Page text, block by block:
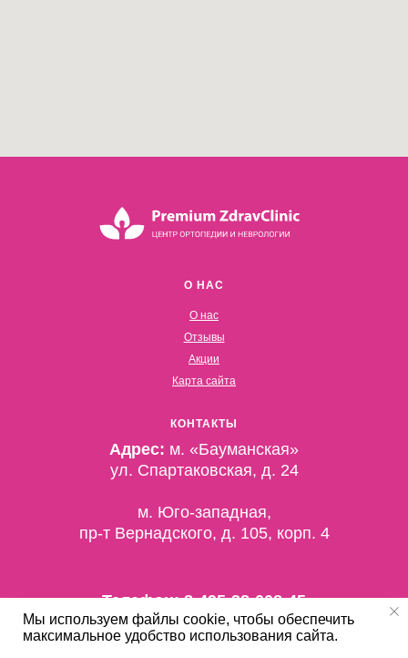
О НАС
О нас
Отзывы
Акции
Карта сайта
КОНТАКТЫ
Время работы:
Телефон:8-495-38-008-45
Адрес: м. «Бауманская»
ул. Спартаковская, д. 24
м. Юго-западная,
пр-т Вернадского, д. 105, корп. 4
Мы используем файлы cookie, чтобы обеспечить
максимальное удобство использования сайта.